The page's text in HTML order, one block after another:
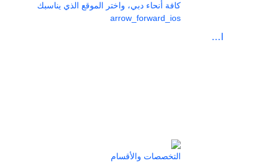
الرعاية
كافة أنحاء دبي، واختر الموقع الذي يناسبك
arrow_forward_ios
التخصصات والأقسام